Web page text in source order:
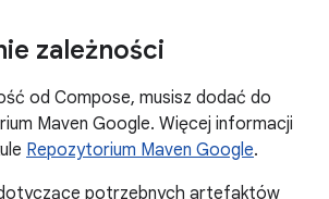
zależności
od Compose, musisz dodać do
Maven Google. Więcej informacji
Repozytorium Maven Google.
potrzebnych artefaktów